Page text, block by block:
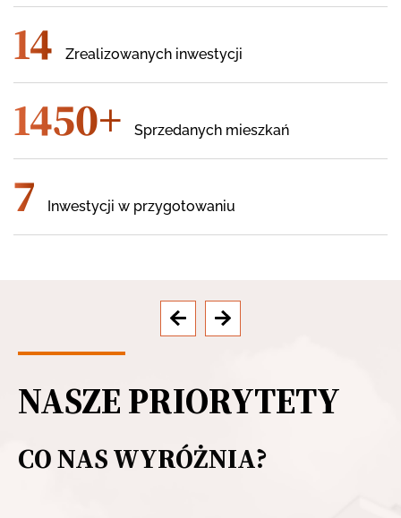
14 Zrealizowanych inwestycji
1450+ Sprzedanych mieszkań
7 Inwestycji w przygotowaniu
NASZEPRIORYTETY
CO NAS WYRÓŻNIA?